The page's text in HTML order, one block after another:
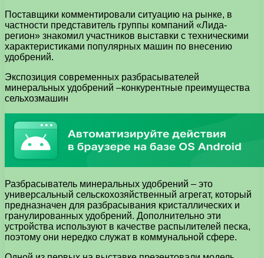
Поставщики комментировали ситуацию на рынке, в
частности представитель группы компаний «Лида-
регион» знакомил участников выставки с техническими
характеристиками популярных машин по внесению
удобрений.
Экспозиция современных разбрасывателей
минеральных удобрений –конкурентные преимущества
сельхозмашин
Разбрасыватель минеральных удобрений – это
универсальный сельскохозяйственный агрегат, который
предназначен для разбрасывания кристаллических и
гранулированных удобрений. Дополнительно эти
устройства используют в качестве распылителей песка,
поэтому они нередко служат в коммунальной сфере.